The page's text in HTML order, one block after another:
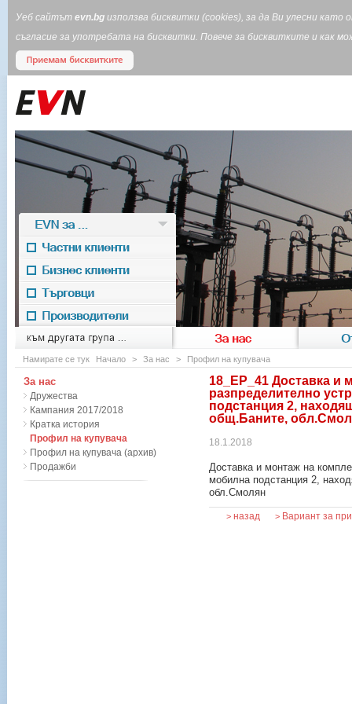
Уеб сайтът evn.bg използва бисквитки (cookies), за да Ви улесни
съгласие за употребата на бисквитки. Повече за бисквитките и
към другата група ... За нас
EVN for
EVN за ...
Частни клиенти
Бизнес клиенти
Търговци
Производители
Намирате се тук Начало > За нас > Профил на купувача
18_EP_41 Доставка и
разпределително
подстанция 2,
общ.Баните,
18.1.2018
Доставка и монтаж на
мобилна подстанция 2,
обл.Смолян
> назад > Вариант за
За нас
Дружества
Кампания 2017/2018
Кратка история
Профил на купувача
Профил на купувача (архив)
Продажби